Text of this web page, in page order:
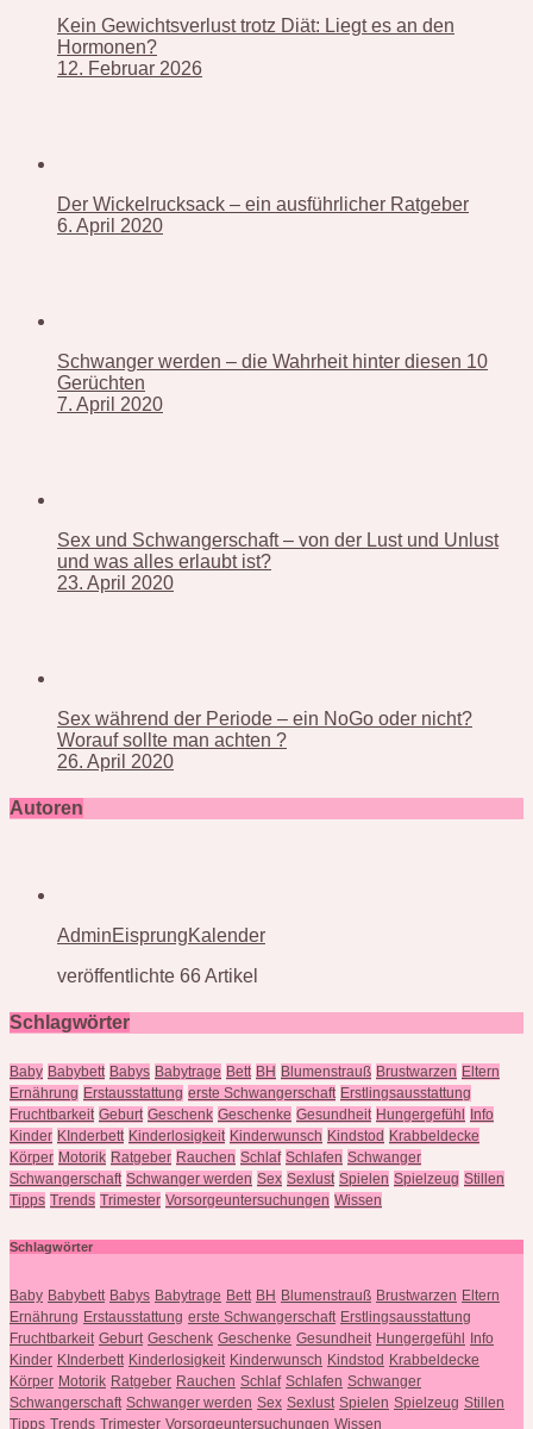
Kein Gewichtsverlust trotz Diät: Liegt es an den
Hormonen?
12. Februar 2026
Der Wickelrucksack – ein ausführlicher Ratgeber
6. April 2020
Schwanger werden – die Wahrheit hinter diesen 10
Gerüchten
7. April 2020
Sex und Schwangerschaft – von der Lust und Unlust
und was alles erlaubt ist?
23. April 2020
Sex während der Periode – ein NoGo oder nicht?
Worauf sollte man achten ?
26. April 2020
Autoren
AdminEisprungKalender
veröffentlichte 66 Artikel
Schlagwörter
Baby Babybett Babys Babytrage Bett BH Blumenstrauß Brustwarzen Eltern
Ernährung Erstausstattung erste Schwangerschaft Erstlingsausstattung
Fruchtbarkeit Geburt Geschenk Geschenke Gesundheit Hungergefühl Info
Kinder KInderbett Kinderlosigkeit Kinderwunsch Kindstod Krabbeldecke
Körper Motorik Ratgeber Rauchen Schlaf Schlafen Schwanger
Schwangerschaft Schwanger werden Sex Sexlust Spielen Spielzeug Stillen
Tipps Trends Trimester Vorsorgeuntersuchungen Wissen
Schlagwörter
Baby Babybett Babys Babytrage Bett BH Blumenstrauß Brustwarzen Eltern
Ernährung Erstausstattung erste Schwangerschaft Erstlingsausstattung
Fruchtbarkeit Geburt Geschenk Geschenke Gesundheit Hungergefühl Info
Kinder KInderbett Kinderlosigkeit Kinderwunsch Kindstod Krabbeldecke
Körper Motorik Ratgeber Rauchen Schlaf Schlafen Schwanger
Schwangerschaft Schwanger werden Sex Sexlust Spielen Spielzeug Stillen
Tipps Trends Trimester Vorsorgeuntersuchungen Wissen